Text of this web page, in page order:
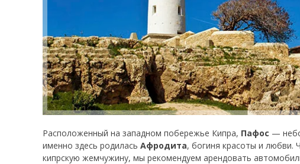
Расположенный на западном побережье Кипра, Пафос —
именно здесь родилась Афродита, богиня красоты и любви.
кипрскую жемчужину, мы рекомендуем арендовать